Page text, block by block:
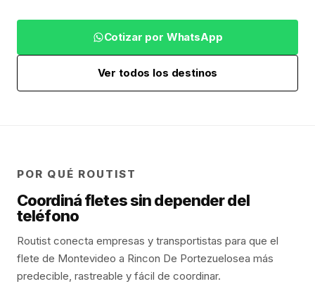
Cotizar por WhatsApp
Ver todos los destinos
POR QUÉ ROUTIST
Coordiná fletes sin depender del
teléfono
Routist conecta empresas y transportistas para que el
flete de Montevideo a Rincon De Portezuelosea más
predecible, rastreable y fácil de coordinar.